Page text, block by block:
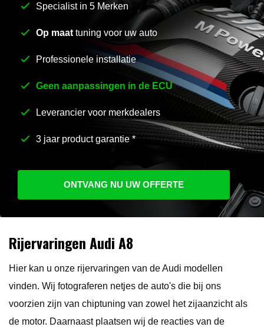
Rijervaringen Audi A8
Hier kan u onze rijervaringen van de Audi modellen
vinden. Wij fotograferen netjes de auto's die bij ons
voorzien zijn van chiptuning van zowel het zijaanzicht als
de motor. Daarnaast plaatsen wij de reacties van de
Specialist in 5 Merken
Op maat tuning voor uw auto
Professionele installatie
Geen aanpassingen in de ECU
Leverancier voor merkdealers
3 jaar product garantie *
ONTVANG NU UW OFFERTE